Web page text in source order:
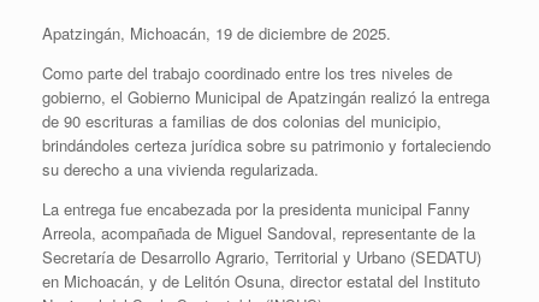
Apatzingán, Michoacán, 19 de diciembre de 2025.
Como parte del trabajo coordinado entre los tres niveles de
gobierno, el Gobierno Municipal de Apatzingán realizó la entrega
de 90 escrituras a familias de dos colonias del municipio,
brindándoles certeza jurídica sobre su patrimonio y fortaleciendo
su derecho a una vivienda regularizada.
La entrega fue encabezada por la presidenta municipal Fanny
Arreola, acompañada de Miguel Sandoval, representante de la
Secretaría de Desarrollo Agrario, Territorial y Urbano (SEDATU)
en Michoacán, y de Lelitón Osuna, director estatal del Instituto